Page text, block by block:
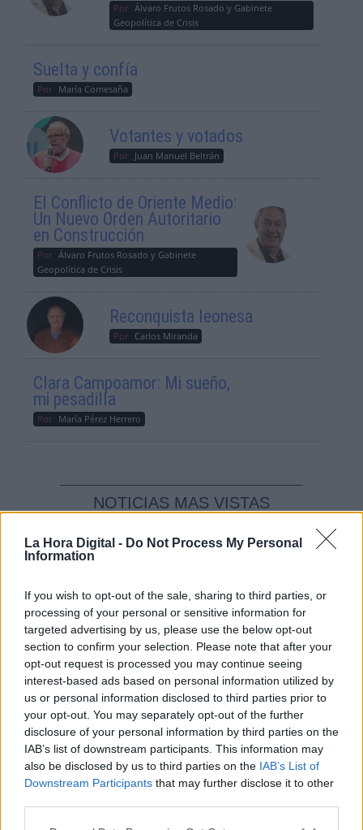
La Hora Digital - Do Not Process My Personal
Information
If you wish to opt-out of the sale, sharing to third parties, or
processing of your personal or sensitive information for
targeted advertising by us, please use the below opt-out
section to confirm your selection. Please note that after your
opt-out request is processed you may continue seeing
interest-based ads based on personal information utilized by
us or personal information disclosed to third parties prior to
your opt-out. You may separately opt-out of the further
disclosure of your personal information by third parties on the
IAB’s list of downstream participants. This information may
also be disclosed by us to third parties on the IAB’s List of
Downstream Participants that may further disclose it to other
Por Álvaro Frutos Rosado y Gabinete
Geopolítica de Crisis
Suelta y confía
Por María Comesaña
Votantes y votados
Por Juan Manuel Beltrán
El Conflicto de Oriente Medio:
Un Nuevo Orden Autoritario
en Construcción
Por Álvaro Frutos Rosado y Gabinete
Geopolítica de Crisis
Reconquista leonesa
Por Carlos Miranda
Clara Campoamor: Mi sueño,
mi pesadilla
Por María Pérez Herrero
NOTICIAS MAS VISTAS
LABERINTO ESPAÑOL | LABERINTO ESPAÑOL |
LABERINTO ESPAÑOL
La familia Pujol tendrá que responder
ante la justicia por posible
organización criminal por
enriquecerse durante décadas
A lo largo de 509 páginas del auto, el magistrado
familia liderada por Jordi Pujol y que durante años
les reportó cantidades millonarias, según el relato